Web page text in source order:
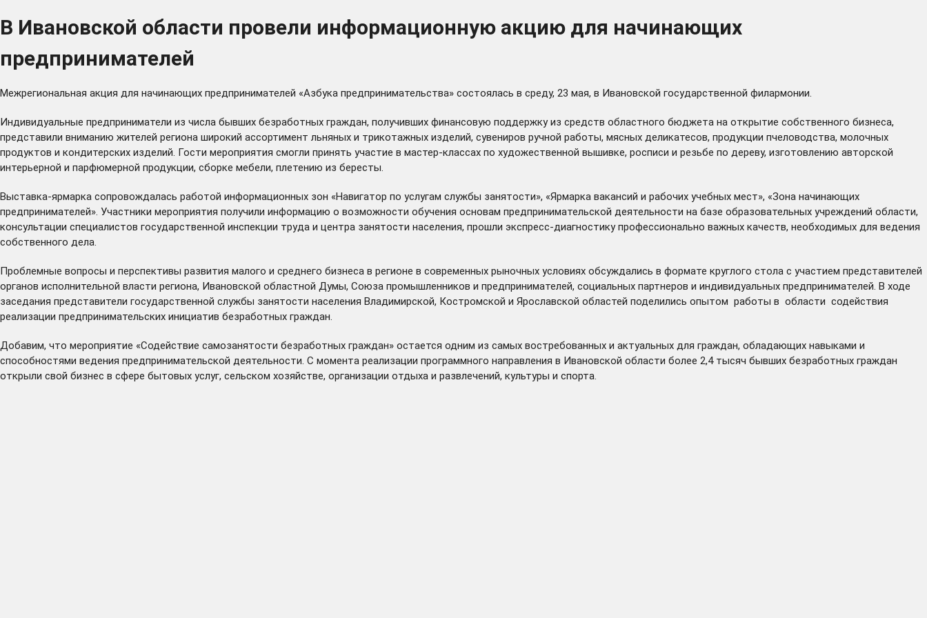
В Ивановской области провели информационную акцию для начинающих
предпринимателей
Межрегиональная акция для начинающих предпринимателей «Азбука предпринимательства» состоялась в среду, 23 мая, в Ивановской государственной филармонии.
Индивидуальные предприниматели из числа бывших безработных граждан, получивших финансовую поддержку из средств областного бюджета на открытие собственного бизнеса,
представили вниманию жителей региона широкий ассортимент льняных и трикотажных изделий, сувениров ручной работы, мясных деликатесов, продукции пчеловодства, молочных
продуктов и кондитерских изделий. Гости мероприятия смогли принять участие в мастер-классах по художественной вышивке, росписи и резьбе по дереву, изготовлению авторской
интерьерной и парфюмерной продукции, сборке мебели, плетению из бересты.
Выставка-ярмарка сопровождалась работой информационных зон «Навигатор по услугам службы занятости», «Ярмарка вакансий и рабочих учебных мест», «Зона начинающих
предпринимателей». Участники мероприятия получили информацию о возможности обучения основам предпринимательской деятельности на базе образовательных учреждений области,
консультации специалистов государственной инспекции труда и центра занятости населения, прошли экспресс-диагностику профессионально важных качеств, необходимых для ведения
собственного дела.
Проблемные вопросы и перспективы развития малого и среднего бизнеса в регионе в современных рыночных условиях обсуждались в формате круглого стола с участием представителей
органов исполнительной власти региона, Ивановской областной Думы, Союза промышленников и предпринимателей, социальных партнеров и индивидуальных предпринимателей. В ходе
заседания представители государственной службы занятости населения Владимирской, Костромской и Ярославской областей поделились опытом работы в области содействия
реализации предпринимательских инициатив безработных граждан.
Добавим, что мероприятие «Содействие самозанятости безработных граждан» остается одним из самых востребованных и актуальных для граждан, обладающих навыками и
способностями ведения предпринимательской деятельности. С момента реализации программного направления в Ивановской области более 2,4 тысяч бывших безработных граждан
открыли свой бизнес в сфере бытовых услуг, сельском хозяйстве, организации отдыха и развлечений, культуры и спорта.